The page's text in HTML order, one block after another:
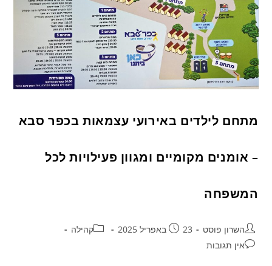
מתחם לילדים באירועי עצמאות בכפר סבא
– אומנים מקומיים ומגוון פעילויות לכל
המשפחה
השרון פוסט 23 באפריל 2025
קהילה
אין תגובות